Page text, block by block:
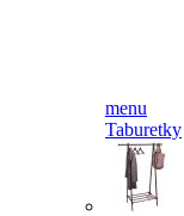
menu
Taburetky